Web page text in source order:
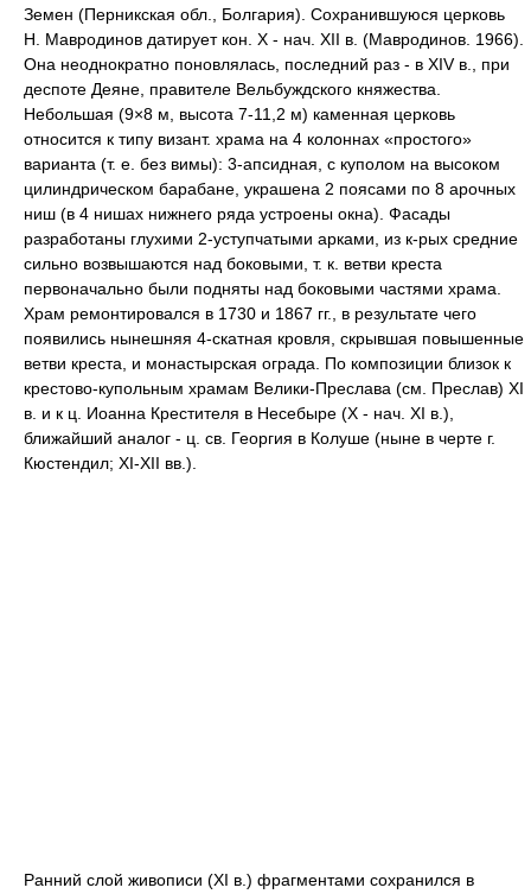
Земен (Перникская обл., Болгария). Сохранившуюся церковь
Н. Мавродинов датирует кон. Х - нач. XII в. (Мавродинов. 1966).
Она неоднократно поновлялась, последний раз - в ХIV в., при
деспоте Деяне, правителе Вельбуждского княжества.
Небольшая (9×8 м, высота 7-11,2 м) каменная церковь
относится к типу визант. храма на 4 колоннах «простого»
варианта (т. е. без вимы): 3-апсидная, с куполом на высоком
цилиндрическом барабане, украшена 2 поясами по 8 арочных
ниш (в 4 нишах нижнего ряда устроены окна). Фасады
разработаны глухими 2-уступчатыми арками, из к-рых средние
сильно возвышаются над боковыми, т. к. ветви креста
первоначально были подняты над боковыми частями храма.
Храм ремонтировался в 1730 и 1867 гг., в результате чего
появились нынешняя 4-скатная кровля, скрывшая повышенные
ветви креста, и монастырская ограда. По композиции близок к
крестово-купольным храмам Велики-Преслава (см. Преслав) XI
в. и к ц. Иоанна Крестителя в Несебыре (Х - нач. XI в.),
ближайший аналог - ц. св. Георгия в Колуше (ныне в черте г.
Кюстендил; XI-XII вв.).
Ранний слой живописи (XI в.) фрагментами сохранился в